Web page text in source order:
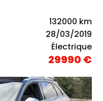
132000 km
28/03/2019
Électrique
29990 €